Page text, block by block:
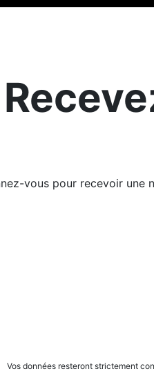
vous pour recevoir une
Vos données resteront strictement